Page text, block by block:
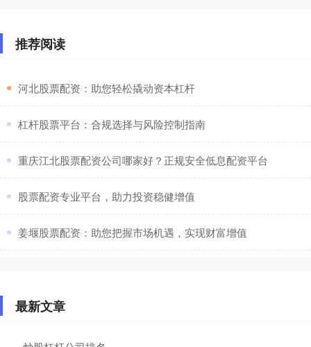
推荐阅读
​河北股票配资：助您轻松撬动资本杠杆
​杠杆股票平台：合规选择与风险控制指南
​重庆江北股票配资公司哪家好？正规安全低息配资平台
​股票配资专业平台，助力投资稳健增值
​姜堰股票配资：助您把握市场机遇，实现财富增值
最新文章